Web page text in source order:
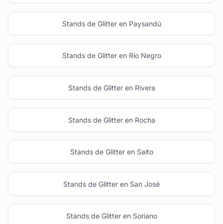
Stands de Glitter en Paysandú
Stands de Glitter en Río Negro
Stands de Glitter en Rivera
Stands de Glitter en Rocha
Stands de Glitter en Salto
Stands de Glitter en San José
Stands de Glitter en Soriano